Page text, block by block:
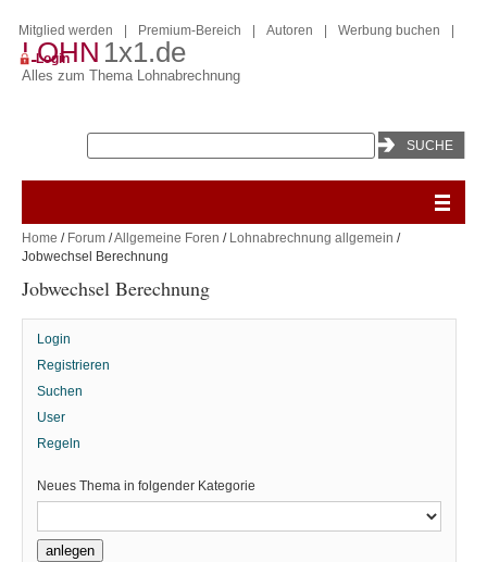
LOHN 1x1.de
Alles zum Thema Lohnabrechnung
Mitglied werden Premium-Bereich Autoren Werbung buchen
Login
Home / Forum /Allgemeine Foren / Lohnabrechnung allgemein /
Jobwechsel Berechnung
Jobwechsel Berechnung
Login
Registrieren
Suchen
User
Regeln
Neues Thema in folgender Kategorie